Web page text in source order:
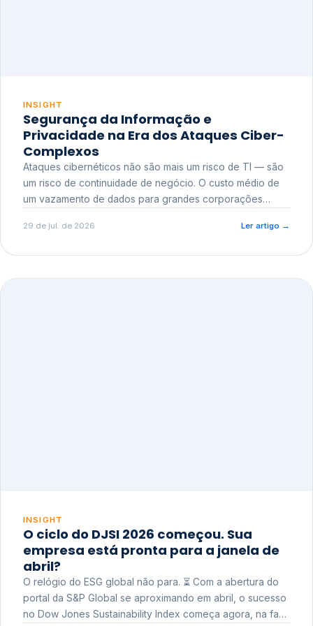
INSIGHT
Segurança da Informação e
Privacidade na Era dos Ataques Ciber-
Complexos
Ataques cibernéticos não são mais um risco de TI — são
um risco de continuidade de negócio. O custo médio de
um vazamento de dados para grandes corporações
reputacional e o risco regulatório junto a órgãos como a
29 de jul. de 2026 Ler artigo →
INSIGHT
O ciclo do DJSI 2026 começou. Sua
empresa está pronta para a janela de
abril?
O relógio do ESG global não para. ⏳ Com a abertura do
portal da S&P Global se aproximando em abril, o sucesso
no Dow Jones Sustainability Index começa agora, na fase